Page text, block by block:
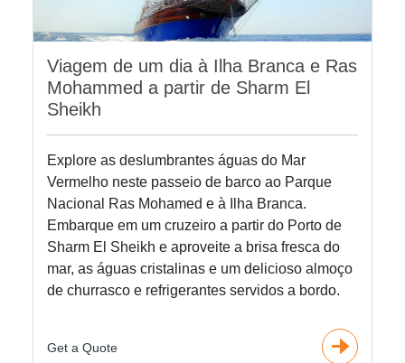
Viagem de um dia à Ilha Branca e Ras
Mohammed a partir de Sharm El
Sheikh
Explore as deslumbrantes águas do Mar
Vermelho neste passeio de barco ao Parque
Nacional Ras Mohamed e à Ilha Branca.
Embarque em um cruzeiro a partir do Porto de
Sharm El Sheikh e aproveite a brisa fresca do
mar, as águas cristalinas e um delicioso almoço
de churrasco e refrigerantes servidos a bordo.
Get a Quote